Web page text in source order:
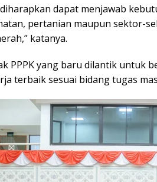
diharapkan dapat menjawab
pertanian maupun sektor-
katanya.
PPPK yang baru dilantik untuk
terbaik sesuai bidang tugas